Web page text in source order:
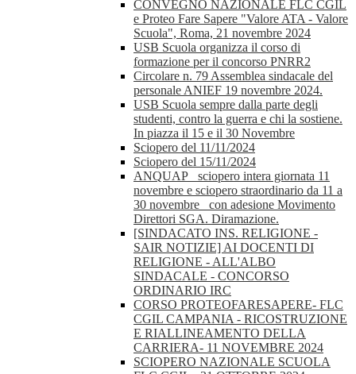
CONVEGNO NAZIONALE FLC CGIL
e Proteo Fare Sapere "Valore ATA - Valore
Scuola", Roma, 21 novembre 2024
USB Scuola organizza il corso di
formazione per il concorso PNRR2
Circolare n. 79 Assemblea sindacale del
personale ANIEF 19 novembre 2024.
USB Scuola sempre dalla parte degli
studenti, contro la guerra e chi la sostiene.
In piazza il 15 e il 30 Novembre
Sciopero del 11/11/2024
Sciopero del 15/11/2024
ANQUAP_ sciopero intera giornata 11
novembre e sciopero straordinario da 11 a
30 novembre_ con adesione Movimento
Direttori SGA. Diramazione.
[SINDACATO INS. RELIGIONE -
SAIR NOTIZIE] AI DOCENTI DI
RELIGIONE - ALL'ALBO
SINDACALE - CONCORSO
ORDINARIO IRC
CORSO PROTEOFARESAPERE- FLC
CGIL CAMPANIA - RICOSTRUZIONE
E RIALLINEAMENTO DELLA
CARRIERA- 11 NOVEMBRE 2024
SCIOPERO NAZIONALE SCUOLA